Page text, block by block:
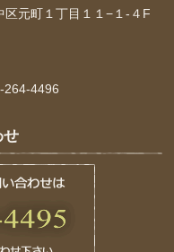
元町１丁目１１−１-４F
264-4496
せ